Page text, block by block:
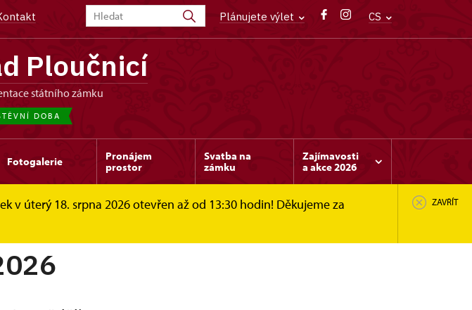
Plánujete výlet CS
Ploučnicí
státního zámku
DOBA
Fotogalerie
Pronájem
prostor
Svatba na
zámku
Zajímavosti
a akce 2026
v úterý 18. srpna 2026 otevřen až od 13:30 hodin! Děkujeme za
ZAVŘÍT